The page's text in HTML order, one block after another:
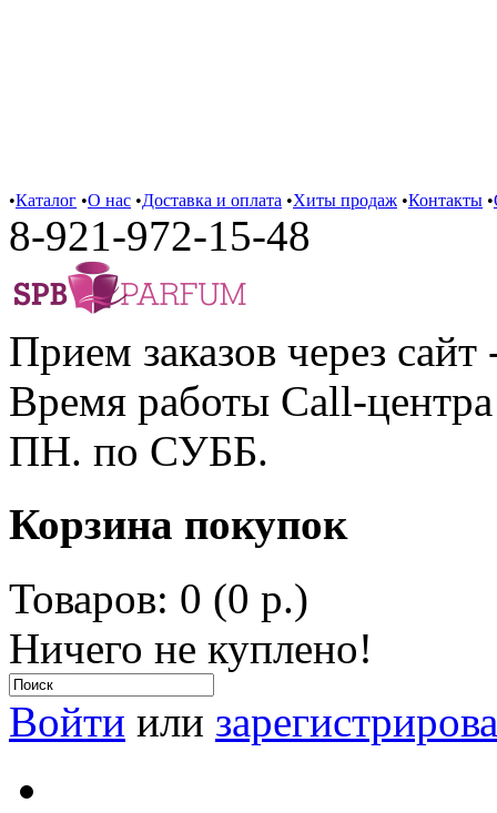
•Каталог •О нас •Доставка и оплата •Хиты продаж •Контакты •
8-921-972-15-48
Прием заказов через сайт
Время работы Call-
ПН. по СУББ.
Корзина покупок
Товаров: 0 (0 р.)
Ничего не куплено!
Войти или